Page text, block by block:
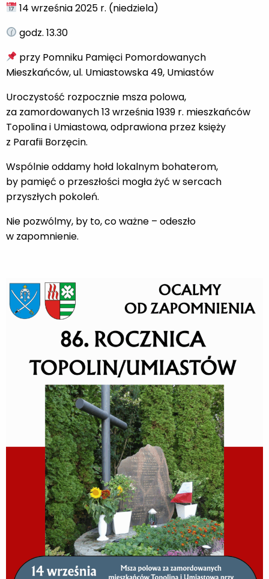
14 września 2025 r. (niedziela)
godz. 13.30
przy Pomniku Pamięci Pomordowanych
Mieszkańców, ul. Umiastowska 49, Umiastów
Uroczystość rozpocznie msza polowa,
za zamordowanych 13 września 1939 r. mieszkańców
Topolina i Umiastowa, odprawiona przez księży
z Parafii Borzęcin.
Wspólnie oddamy hołd lokalnym bohaterom,
by pamięć o przeszłości mogła żyć w sercach
przyszłych pokoleń.
Nie pozwólmy, by to, co ważne – odeszło
w zapomnienie.